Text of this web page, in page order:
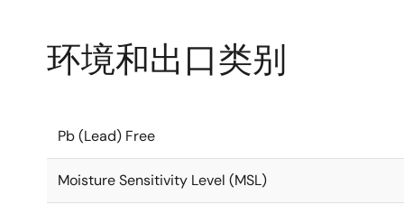
环境和出口类别
Pb (Lead) Free
Moisture Sensitivity Level (MSL)